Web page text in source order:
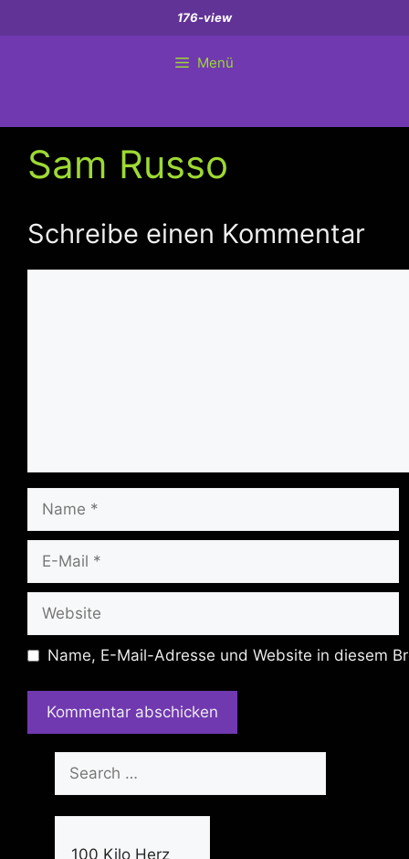
Inhalt
176-view
Menü
Sam Russo
Schreibe einen Kommentar
Name
Website
Name, E-Mail-Adresse und Website in diesem